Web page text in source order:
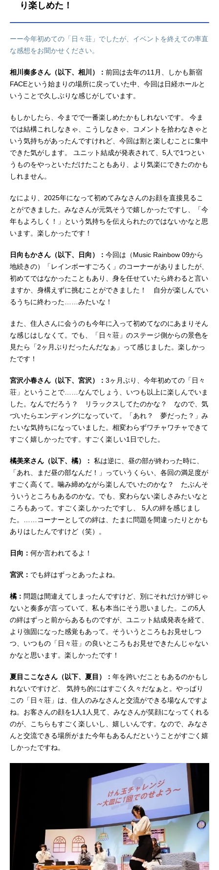
民さんは苦笑い。日向さんは「大家
さんによるとね、日々荘が取り壊さ
ちで叫びます。夏目さんは「そんな
話、聞いたことない！」と激怒。取
り壊しは、3月31日。3月といえば、
り楽しめた！
ーー今年初めての「日々荘」でしたが、イベントを終えての率直
な感想をお聞かせください。
相川奏多さん（以下、相川）： 前回は去年の11月、しかも新宿
FACEという始まりの場所に戻っていた中、今回は日経ホールと
いうことで久しぶりな感じがしています。
もしかしたら、今までで一番楽しめたかもしれないです。 今ま
では結構これしなきゃ、こうしなきゃ、コメントを拾わなきゃと
いう気持ちがあったんですけれど、今回は割と楽しむことに集中
できた気がします。 ユニット結成が発表されて、5人で1つとい
うものをやっといただけたこともあり、より気楽にできたのかも
しれません。
なにより、2025年になって初めてみなさんのお顔を直接見るこ
とができました。みなさんが元気そうで嬉しかったですし、「今
年もよろしく！」という気持ちを伝えられたのではないかなと思
います。楽しかったです！
日向もかさん（以下、日向）： 今回は（Music Rainbow 09から
地続きの）「レインボーすごろく」のコーナーがありましたが、
初めてではなかったこともあり、身を任せていたら終わると言い
ますか、身構えずに挑むことができました！ 自分が楽しんでい
るうちに終わった……みたいな！
また、住人さんに会うのも今年に入って初めてなのにあまりそん
な感じはしなくて。でも、「日々荘」のステージ側からの景色を
見たら「2ヶ月ぶりだったんだなぁ」って感じました。楽しかっ
たです！
宮沢小春さん（以下、宮沢）： 3ヶ月ぶり、今年初めての「日々
荘」ということで……なんでしょう、いつも以上に楽しんでいま
した。なんでだろう？ リラックスしてたのかな？ なので、気
づいたらエンディングになっていて。「あれ？ 夢だった？」み
たいな気持ちになっていました。相変わらずワチャワチャできて
すごく嬉しかったです。すごく楽しい1日でした。
橘美來さん（以下、橘）： 私は逆に、昼の部が終わった時に、
「あれ、まだ昼の部なんだ！」っていうくらい、各回の満足度が
すごく高くて。噛み締めながら楽しんでいたのかな？ たぶんそ
ういうところもあるのかな。でも、変わらない楽しさみたいなと
ころもあって。すごく楽しかったですし、 5人の絆を感じまし
た。……コーナーとしての絆は、たまに問題を間違ったりとかも
ありはしたんですけど（笑）。
日向： 何か言われてるよ！
宮沢： でも絆はずっとあったよね。
橘： 問題は間違えてしまったんですけど、別にそれだけが絆じゃ
ないと奏多が言っていて、私も本当にそう思いました。この5人
の絆はずっと前からあるものですが、ユニット結成発表を経て、
より強固になった感覚もあって。そういうところもお見せしつ
つ、いつもの「日々荘」の良いところもお見せできたんじゃない
かなと思います。楽しかったです！
夏目ここなさん（以下、夏目）： 年を跨いだこともあるのかもし
れないですけど、 気持ち的にはすごく久々だなぁと。やっぱり
この「日々荘」は、住人のみなさんと交流ができる場なんですよ
ね。お客さんの顔を1人1人見て、みなさんが笑顔になってくれる
のが、こちらもすごく楽しいし、嬉しいんです。なので、みなさ
んと交流できる場所がまた今年もあるんだということがすごく嬉
しかったですね。